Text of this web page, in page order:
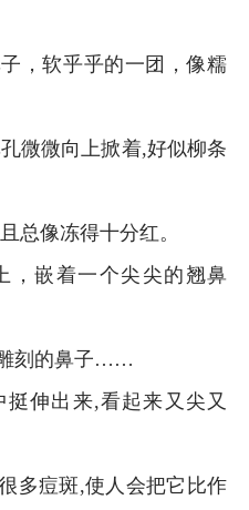
软乎乎的一团，像糯
微向上掀着,好似柳条
像冻得十分红。
嵌着一个尖尖的翘鼻
刻的鼻子……
伸出来,看起来又尖又
痘斑,使人会把它比作